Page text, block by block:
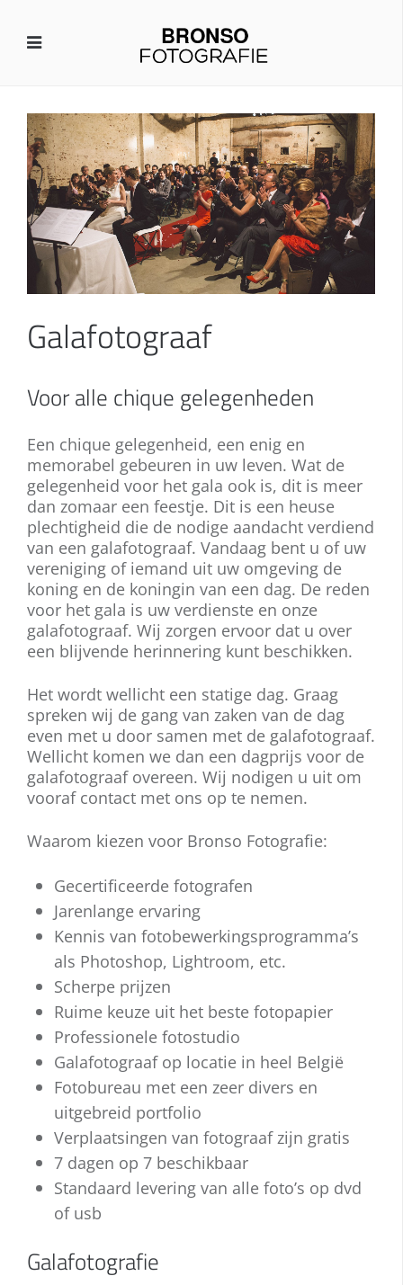
Galafotograaf
Voor alle chique gelegenheden
Een chique gelegenheid, een enig en
memorabel gebeuren in uw leven. Wat de
gelegenheid voor het gala ook is, dit is meer
dan zomaar een feestje. Dit is een heuse
plechtigheid die de nodige aandacht verdiend
van een galafotograaf. Vandaag bent u of uw
vereniging of iemand uit uw omgeving de
koning en de koningin van een dag. De reden
voor het gala is uw verdienste en onze
galafotograaf. Wij zorgen ervoor dat u over
een blijvende herinnering kunt beschikken.
Het wordt wellicht een statige dag. Graag
spreken wij de gang van zaken van de dag
even met u door samen met de galafotograaf.
Wellicht komen we dan een dagprijs voor de
galafotograaf overeen. Wij nodigen u uit om
vooraf contact met ons op te nemen.
Waarom kiezen voor Bronso Fotografie:
Gecertificeerde fotografen
Jarenlange ervaring
Kennis van fotobewerkingsprogramma’s
als Photoshop, Lightroom, etc.
Scherpe prijzen
Ruime keuze uit het beste fotopapier
Professionele fotostudio
Galafotograaf op locatie in heel België
Fotobureau met een zeer divers en
uitgebreid portfolio
Verplaatsingen van fotograaf zijn gratis
7 dagen op 7 beschikbaar
Standaard levering van alle foto’s op dvd
of usb
Galafotografie